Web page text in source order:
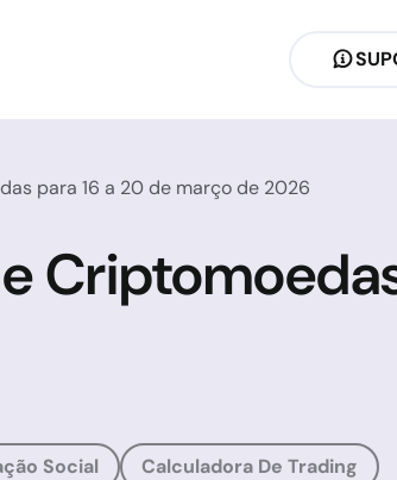
para 16 a 20 de março de 2026
Social Calculadora De Trading